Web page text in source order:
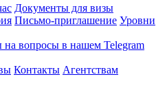
Документы для визы
Письмо-приглашение Уровни
на вопросы в нашем Telegram
Контакты Агентствам